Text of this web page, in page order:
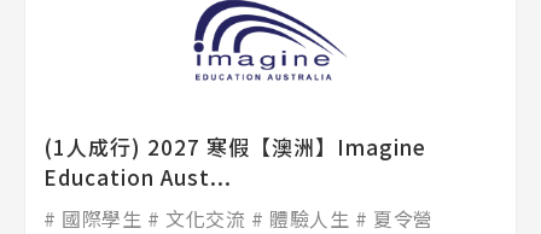
(1人成行) 2027 寒假【澳洲】Imagine
Education Aust...
國際學生 文化交流 體驗人生 夏令營